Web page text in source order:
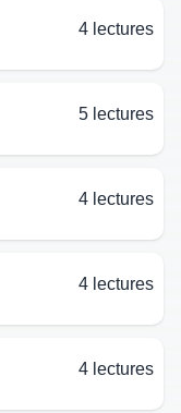
4 lectures
5 lectures
4 lectures
4 lectures
4 lectures